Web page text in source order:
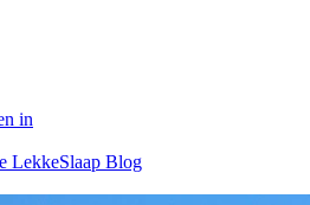
in
LekkeSlaap Blog